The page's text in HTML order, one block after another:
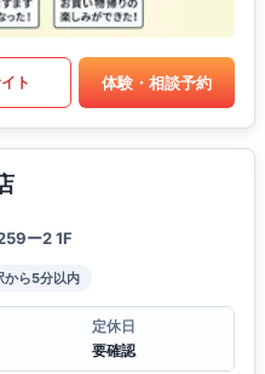
ト 体験・相談予約
ー2 1F
から5分以内
定休日
要確認